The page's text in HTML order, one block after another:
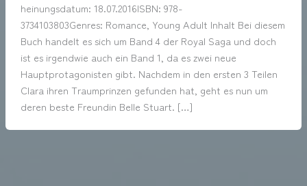
heinungsdatum: 18.07.2016ISBN: 978-
3734103803Genres: Romance, Young Adult Inhalt Bei diesem
Buch handelt es sich um Band 4 der Royal Saga und doch
ist es irgendwie auch ein Band 1, da es zwei neue
Hauptprotagonisten gibt. Nachdem in den ersten 3 Teilen
Clara ihren Traumprinzen gefunden hat, geht es nun um
deren beste Freundin Belle Stuart. […]